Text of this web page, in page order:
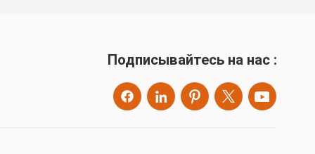
Подписывайтесь на нас :